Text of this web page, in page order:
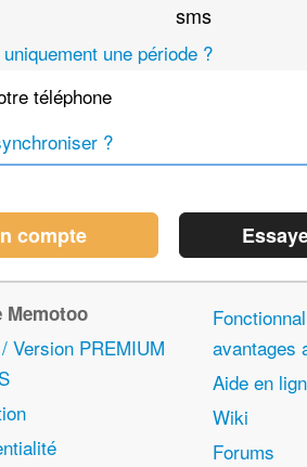
sms
une période ?
téléphone
?
compte
Memotoo
Version PREMIUM
avantages
Aide en
Wiki
Forums